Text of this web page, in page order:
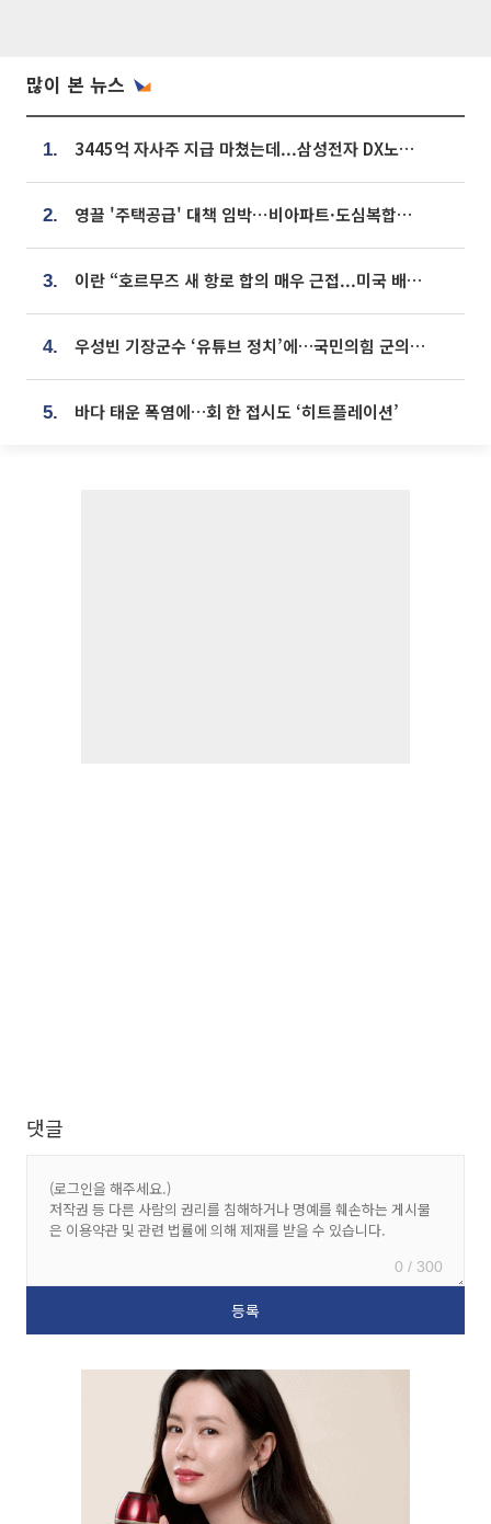
많이 본 뉴스
1. 3445억 자사주 지급 마쳤는데...삼성전자 DX노조, 뒤늦은 '떼쓰기 집회'
2. 영끌 '주택공급' 대책 임박⋯비아파트·도심복합까지 총동원
3. 이란 “호르무즈 새 항로 합의 매우 근접...미국 배상 먼저”
4. 우성빈 기장군수 ‘유튜브 정치’에…국민의힘 군의원들 집단 반발
5. 바다 태운 폭염에…회 한 접시도 ‘히트플레이션’
댓글
0 / 300